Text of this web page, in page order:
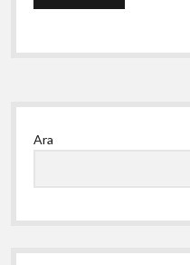
Yan
Menü
Ara